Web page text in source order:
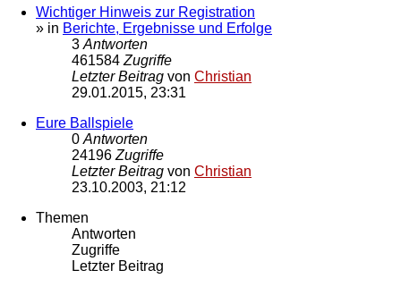
Wichtiger Hinweis zur Registration
» in Berichte, Ergebnisse und Erfolge
3 Antworten
461584 Zugriffe
Letzter Beitrag von Christian
29.01.2015, 23:31
Eure Ballspiele
0 Antworten
24196 Zugriffe
Letzter Beitrag von Christian
23.10.2003, 21:12
Themen
Antworten
Zugriffe
Letzter Beitrag